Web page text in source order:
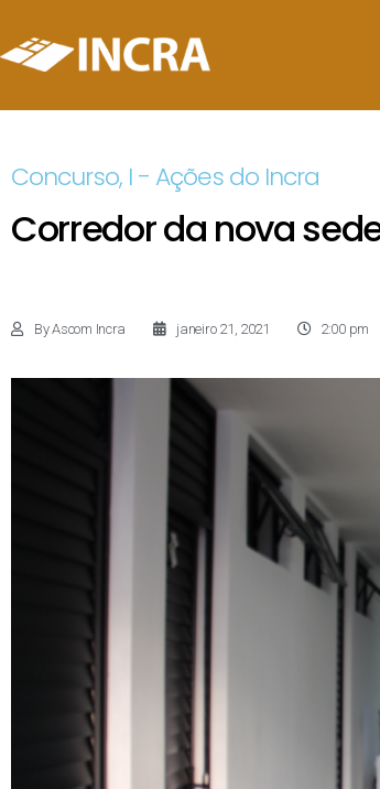
Concurso, I - Ações do Incra
Corredor da nova
ByAscom Incra janeiro 21, 2021 2:00 pm